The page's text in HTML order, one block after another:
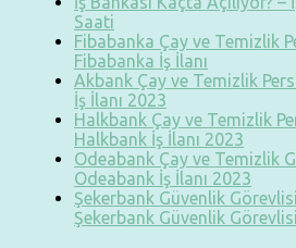
Saati
Fibabanka Çay ve Temizlik
Fibabanka İş İlanı
Akbank Çay ve Temizlik
İş İlanı 2023
Halkbank Çay ve Temizlik
Halkbank İş İlanı 2023
Odeabank Çay ve Temizlik
Odeabank İş İlanı 2023
Şekerbank Güvenlik
Şekerbank Güvenlik